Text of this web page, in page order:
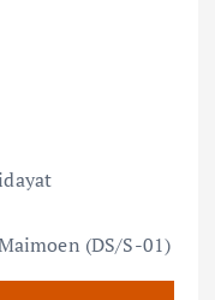
(DS/S-01)